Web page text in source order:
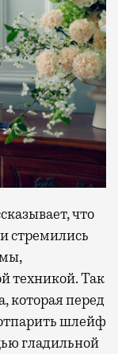
что
стремились
техникой. Так
которая перед
шлейф
гладильной